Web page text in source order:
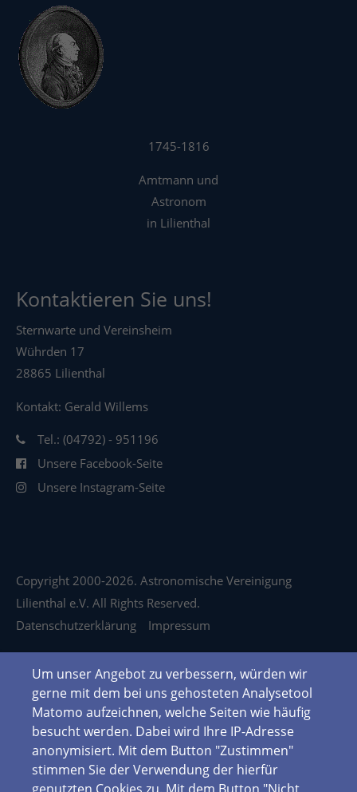
1745-1816
Amtmann und
Astronom
in Lilienthal
Kontaktieren Sie uns!
Sternwarte und Vereinsheim
Wührden 17
28865 Lilienthal
Kontakt: Gerald Willems
Tel.: (04792) - 951196
Unsere Facebook-Seite
Unsere Instagram-Seite
Copyright 2000-2026. Astronomische Vereinigung
Lilienthal e.V. All Rights Reserved.
Datenschutzerklärung
Impressum
Um unser Angebot zu verbessern, würden wir
gerne mit dem bei uns gehosteten Analysetool
Matomo aufzeichnen, welche Seiten wie häufig
besucht werden. Dabei wird Ihre IP-Adresse
anonymisiert. Mit dem Button "Zustimmen"
stimmen Sie der Verwendung der hierfür